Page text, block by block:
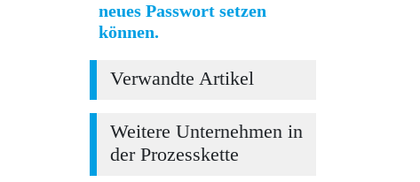
neues Passwort setzen
können.
Verwandte Artikel
Weitere Unternehmen in
der Prozesskette